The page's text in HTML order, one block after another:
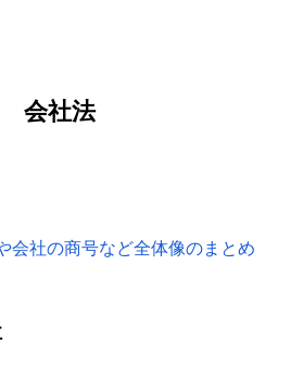
会社法
会社の商号など全体像のまとめ